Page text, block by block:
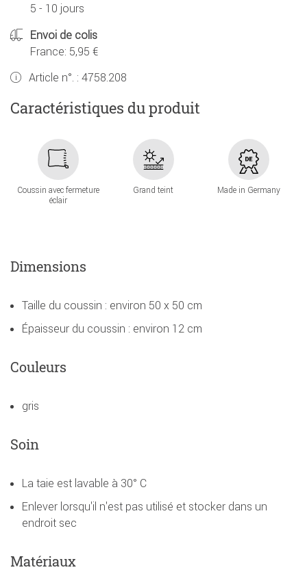
5 - 10 jours
Envoi de colis
France: 5,95 €
Article n°. : 4758.208
Caractéristiques du produit
Coussin avec fermeture
éclair
Grand teint Made in Germany
Dimensions
Taille du coussin : environ 50 x 50 cm
Épaisseur du coussin : environ 12 cm
Couleurs
gris
Soin
La taie est lavable à 30° C
Enlever lorsqu'il n'est pas utilisé et stocker dans un
endroit sec
Matériaux